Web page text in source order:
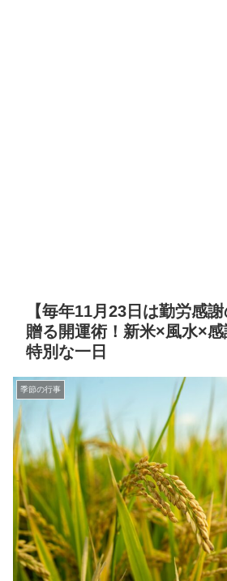
【毎年11月23日は勤労感
贈る開運術！新米×風水×
特別な一日
季節の行事